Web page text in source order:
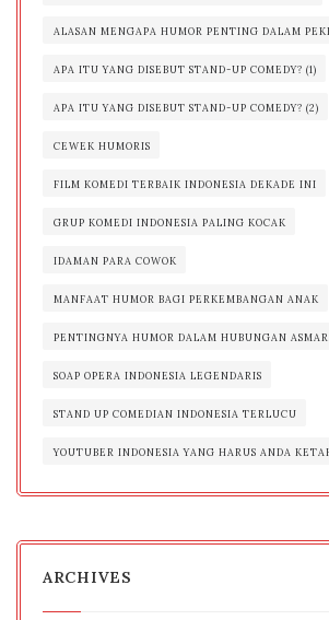
ALASAN MENGAPA HUMOR PENTING DALAM
APA ITU YANG DISEBUT STAND-UP COMEDY? (1)
APA ITU YANG DISEBUT STAND-UP COMEDY? (2)
CEWEK HUMORIS
FILM KOMEDI TERBAIK INDONESIA DEKADE INI
GRUP KOMEDI INDONESIA PALING KOCAK
IDAMAN PARA COWOK
MANFAAT HUMOR BAGI PERKEMBANGAN ANAK
PENTINGNYA HUMOR DALAM HUBUNGAN
SOAP OPERA INDONESIA LEGENDARIS
STAND UP COMEDIAN INDONESIA TERLUCU
YOUTUBER INDONESIA YANG HARUS ANDA
ARCHIVES